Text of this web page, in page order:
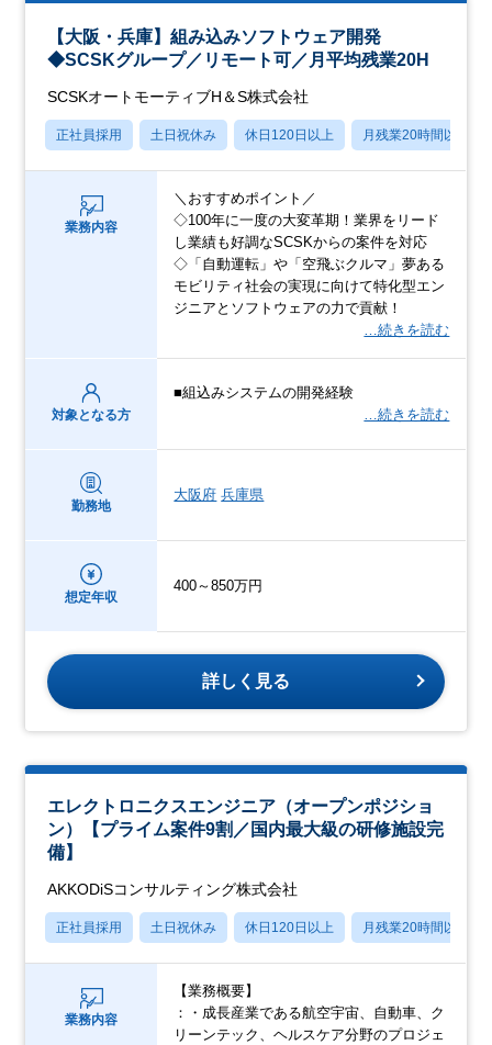
【大阪・兵庫】組み込みソフトウェア開発
◆SCSKグループ／リモート可／月平均残業20H
SCSKオートモーティブH＆S株式会社
正社員採用 土日祝休み 休日120日以上 月残業20時間以内
業務内容
＼おすすめポイント／
◇100年に一度の大変革期！業界をリード
し業績も好調なSCSKからの案件を対応
◇「自動運転」や「空飛ぶクルマ」夢ある
モビリティ社会の実現に向けて特化型エン
ジニアとソフトウェアの力で貢献！
…続きを読む
対象となる方
■組込みシステムの開発経験
…続きを読む
勤務地
大阪府 兵庫県
想定年収
400～850万円
詳しく見る
エレクトロニクスエンジニア（オープンポジショ
ン）【プライム案件9割／国内最大級の研修施設完
備】
AKKODiSコンサルティング株式会社
正社員採用 土日祝休み 休日120日以上 月残業20時間以内
業務内容
【業務概要】
：・成長産業である航空宇宙、自動車、ク
リーンテック、ヘルスケア分野のプロジェ